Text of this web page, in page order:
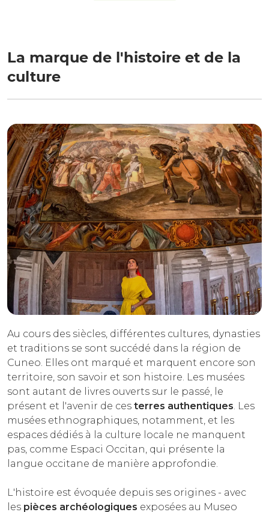
La marque de l'histoire et de la
culture
Au cours des siècles, différentes cultures, dynasties
et traditions se sont succédé dans la région de
Cuneo. Elles ont marqué et marquent encore son
territoire, son savoir et son histoire. Les musées
sont autant de livres ouverts sur le passé, le
présent et l'avenir de ces terres authentiques. Les
musées ethnographiques, notamment, et les
espaces dédiés à la culture locale ne manquent
pas, comme Espaci Occitan, qui présente la
langue occitane de manière approfondie.
L'histoire est évoquée depuis ses origines - avec
les pièces archéologiques exposées au Museo